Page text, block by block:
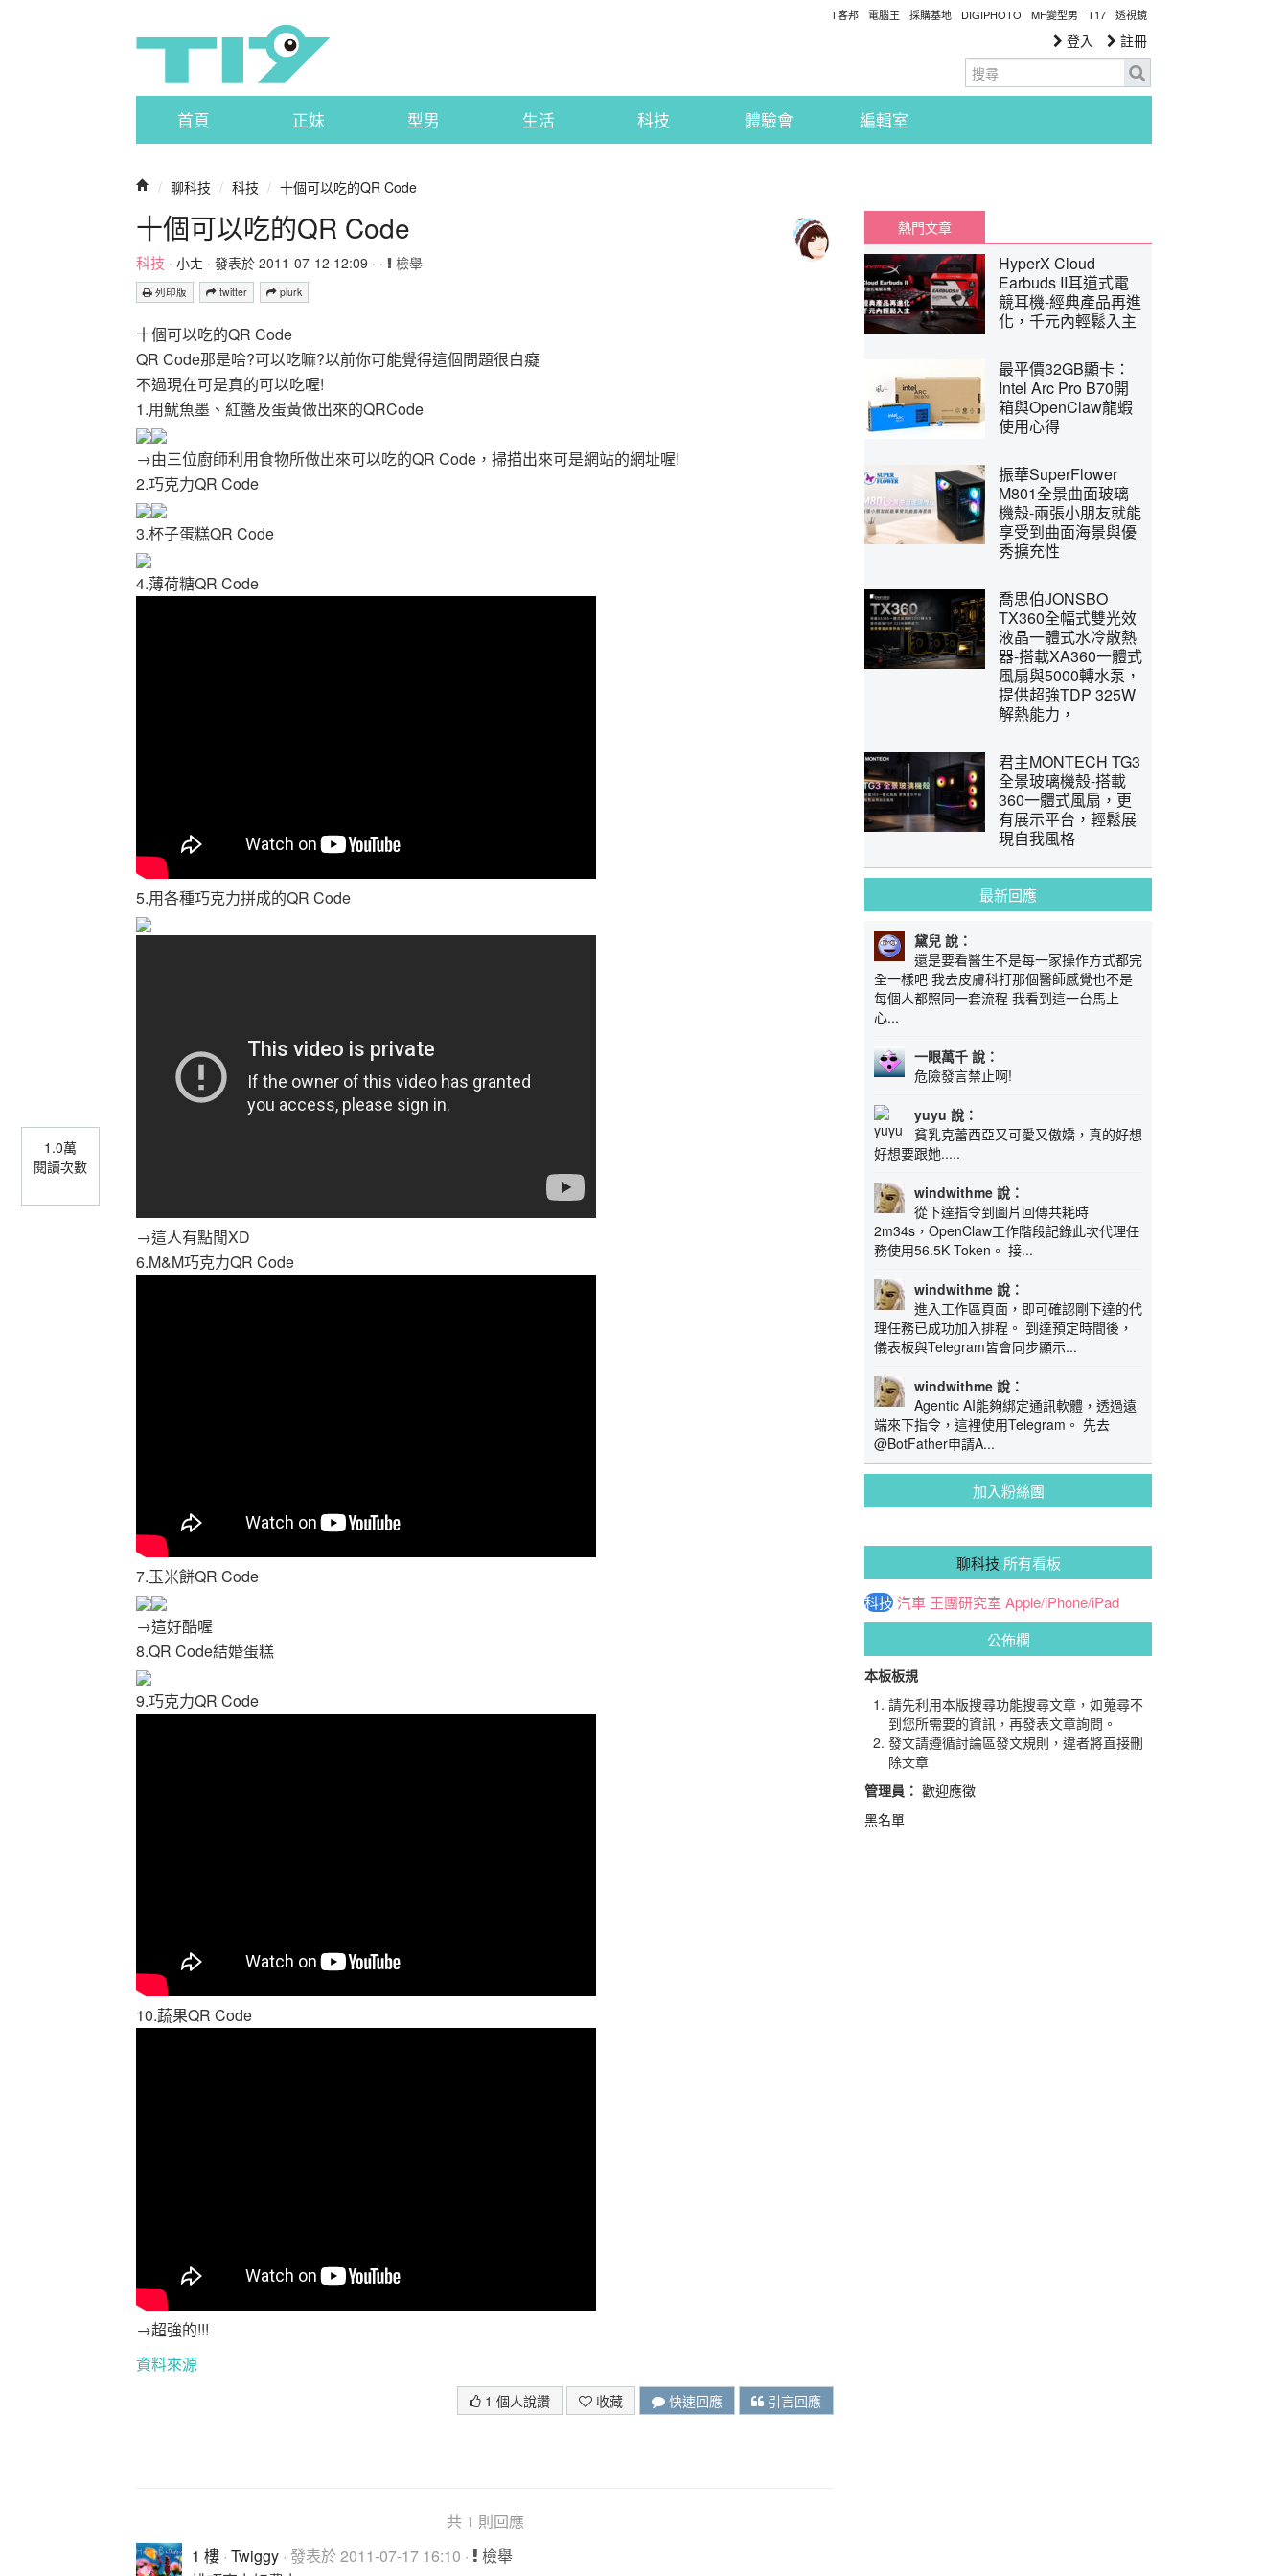
T客邦 電腦王 採購基地 DIGIPHOTO MF變型男 T17 透視鏡
登入 註冊
首頁 正妹 型男 生活 科技 體驗會 編輯室
/ 聊科技 / 科技 / 十個可以吃的QR Code
十個可以吃的QR Code
科技 · 小ㄤ · 發表於 2011-07-12 12:09 · · 檢舉
列印版 twitter plurk
1.0萬
閱讀次數
十個可以吃的QR Code
QR Code那是啥?可以吃嘛?以前你可能覺得這個問題很白癡
不過現在可是真的可以吃喔!
1.用魷魚墨、紅醬及蛋黃做出來的QRCode
→由三位廚師利用食物所做出來可以吃的QR Code，掃描出來可是網站的網址喔!
2.巧克力QR Code
3.杯子蛋糕QR Code
4.薄荷糖QR Code
5.用各種巧克力拼成的QR Code
→這人有點閒XD
6.M&M巧克力QR Code
7.玉米餅QR Code
→這好酷喔
8.QR Code結婚蛋糕
9.巧克力QR Code
10.蔬果QR Code
→超強的!!!
資料來源
1 個人說讚 收藏 快速回應 引言回應
共 1 則回應
1 樓 · Twiggy · 發表於 2011-07-17 16:10 ·
檢舉
熱門文章
HyperX Cloud
Earbuds II耳道式電
競耳機-經典產品再進
化，千元內輕鬆入主
最平價32GB顯卡：
Intel Arc Pro B70開
箱與OpenClaw龍蝦
使用心得
振華SuperFlower
M801全景曲面玻璃
機殼-兩張小朋友就能
享受到曲面海景與優
秀擴充性
喬思伯JONSBO
TX360全幅式雙光效
液晶一體式水冷散熱
器-搭載XA360一體式
風扇與5000轉水泵，
提供超強TDP 325W
解熱能力，
君主MONTECH TG3
全景玻璃機殼-搭載
360一體式風扇，更
有展示平台，輕鬆展
現自我風格
最新回應
黛兒 說：
還是要看醫生不是每一家操作方式都完
全一樣吧 我去皮膚科打那個醫師感覺也不是
每個人都照同一套流程 我看到這一台馬上
心...
一眼萬千 說：
危險發言禁止啊!
yuyu 說：
貧乳克蕾西亞又可愛又傲嬌，真的好想
好想要跟她.....
windwithme 說：
從下達指令到圖片回傳共耗時
2m34s，OpenClaw工作階段記錄此次代理任
務使用56.5K Token。 接...
windwithme 說：
進入工作區頁面，即可確認剛下達的代
理任務已成功加入排程。 到達預定時間後，
儀表板與Telegram皆會同步顯示...
windwithme 說：
Agentic AI能夠綁定通訊軟體，透過遠
端來下指令，這裡使用Telegram。 先去
@BotFather申請A...
加入粉絲團
聊科技 所有看板
科技汽車 王團研究室 Apple/iPhone/iPad
公佈欄
本板板規
請先利用本版搜尋功能搜尋文章，如蒐尋不
到您所需要的資訊，再發表文章詢問。
發文請遵循討論區發文規則，違者將直接刪
除文章
管理員： 歡迎應徵
黑名單